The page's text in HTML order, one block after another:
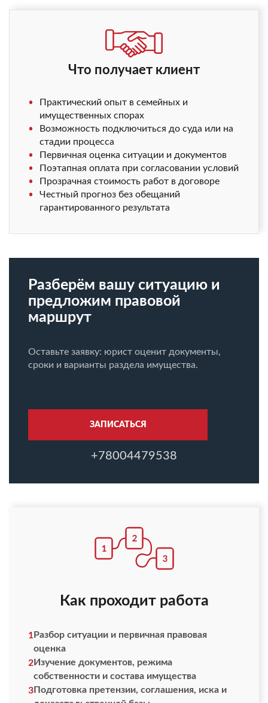
Что получает клиент
Практический опыт в семейных и
имущественных спорах
Возможность подключиться до суда или на
стадии процесса
Первичная оценка ситуации и документов
Поэтапная оплата при согласовании условий
Прозрачная стоимость работ в договоре
Честный прогноз без обещаний
гарантированного результата
Разберём вашу ситуацию и
предложим правовой
маршрут
Оставьте заявку: юрист оценит документы,
сроки и варианты раздела имущества.
ЗАПИСАТЬСЯ
+78004479538
Как проходит работа
1Разбор ситуации и первичная правовая
оценка
2Изучение документов, режима
собственности и состава имущества
3Подготовка претензии, соглашения, иска и